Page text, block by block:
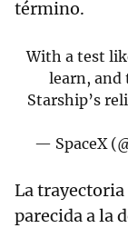
término.
With a test
learn, and
Starship’s
— SpaceX
La trayectoria
parecida a la